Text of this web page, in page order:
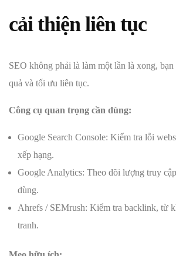
cải thiện liên tục
SEO không phải là làm một lần là xong, bạn
quả và tối ưu liên tục.
Công cụ quan trọng cần dùng:
Google Search Console: Kiểm tra lỗi
xếp hạng.
Google Analytics: Theo dõi lượng truy
dùng.
Ahrefs / SEMrush: Kiểm tra backlink, từ
tranh.